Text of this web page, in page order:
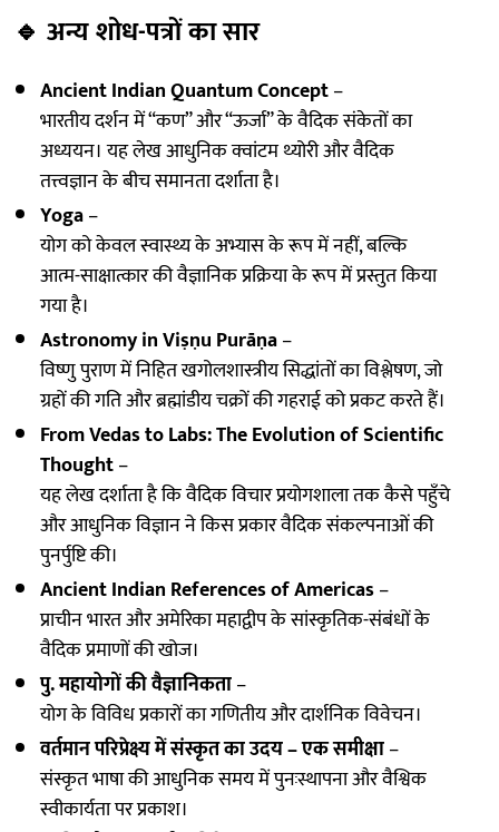
🔹 अन्य शोध-पत्रों का सार
Ancient Indian Quantum Concept–
भारतीय दर्शन में “कण” और “ऊर्जा” के वैदिक संकेतों का
अध्ययन। यह लेख आधुनिक क्वांटम थ्योरी और वैदिक
तत्त्वज्ञान के बीच समानता दर्शाता है।
Yoga–
योग को केवल स्वास्थ्य के अभ्यास के रूप में नहीं, बल्कि
आत्म-साक्षात्कार की वैज्ञानिक प्रक्रिया के रूप में प्रस्तुत किया
गया है।
Astronomy in Viṣṇu Purāṇa–
विष्णु पुराण में निहित खगोलशास्त्रीय सिद्धांतों का विश्लेषण, जो
ग्रहों की गति और ब्रह्मांडीय चक्रों की गहराई को प्रकट करते हैं।
From Vedas to Labs: The Evolution of Scientific
Thought–
यह लेख दर्शाता है कि वैदिक विचार प्रयोगशाला तक कैसे पहुँचे
और आधुनिक विज्ञान ने किस प्रकार वैदिक संकल्पनाओं की
पुनर्पुष्टि की।
Ancient Indian References of Americas–
प्राचीन भारत और अमेरिका महाद्वीप के सांस्कृतिक-संबंधों के
वैदिक प्रमाणों की खोज।
पु. महायोगों की वैज्ञानिकता–
योग के विविध प्रकारों का गणितीय और दार्शनिक विवेचन।
वर्तमान परिप्रेक्ष्य में संस्कृत का उदय – एक समीक्षा–
संस्कृत भाषा की आधुनिक समय में पुनःस्थापना और वैश्विक
स्वीकार्यता पर प्रकाश।